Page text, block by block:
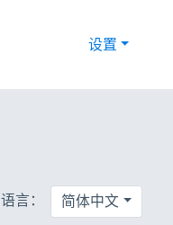
设置
语言： 简体中文